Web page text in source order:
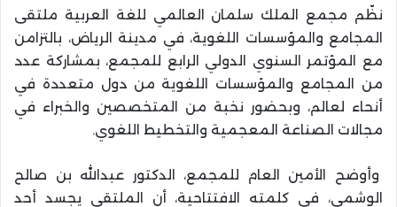
نظّم مجمع الملك سلمان العالمي للغة العربية ملتقى
المجامع والمؤسسات اللغوية، في مدينة الرياض، بالتزامن
مع المؤتمر السنوي الدولي الرابع للمجمع، بمشاركة عدد
من المجامع والمؤسسات اللغوية من دول متعددة في
أنحاء لعالم، وبحضور نخبة من المتخصصين والخبراء في
مجالات الصناعة المعجمية والتخطيط اللغوي.
وأوضح الأمين العام للمجمع، الدكتور عبدالله بن صالح
الوشمي، في كلمته الافتتاحية، أن الملتقى يجسد أحد